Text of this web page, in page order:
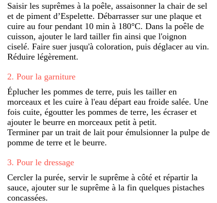
Saisir les suprêmes à la poêle, assaisonner la chair de sel
et de piment d’Espelette. Débarrasser sur une plaque et
cuire au four pendant 10 min à 180°C. Dans la poêle de
cuisson, ajouter le lard tailler fin ainsi que l'oignon
ciselé. Faire suer jusqu'à coloration, puis déglacer au vin.
Réduire légèrement.
2. Pour la garniture
Éplucher les pommes de terre, puis les tailler en
morceaux et les cuire à l'eau départ eau froide salée. Une
fois cuite, égoutter les pommes de terre, les écraser et
ajouter le beurre en morceaux petit à petit.
Terminer par un trait de lait pour émulsionner la pulpe de
pomme de terre et le beurre.
3. Pour le dressage
Cercler la purée, servir le suprême à côté et répartir la
sauce, ajouter sur le suprême à la fin quelques pistaches
concassées.